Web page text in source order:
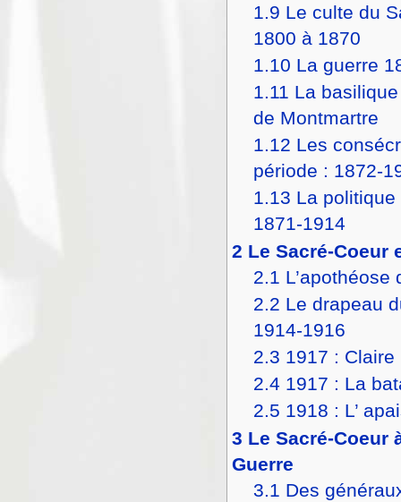
1.9 Le culte du
1800 à 1870
1.10 La guerre
1.11 La
de Montmartre
1.12 Les
période : 1872-
1.13 La
1871-1914
2 Le Sacré-Coeur
2.1 L’apothéose
2.2 Le drapeau
1914-1916
2.3 1917 : Claire
2.4 1917 : La
2.5 1918 : L’
3 Le Sacré-Coeur
Guerre
3.1 Des